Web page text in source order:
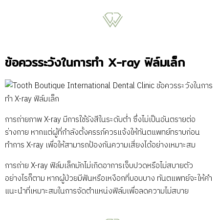
ข้อควรระวังในการทำ X-ray ฟิล์มเล็ก
การถ่ายภาพ X-ray มีการใช้รังสีในระดับต่ำ ซึ่งไม่เป็นอันตรายต่อ
ร่างกาย หากแต่ผู้ที่กำลังตั้งครรภ์ควรแจ้งให้ทันตแพทย์ทราบก่อน
ทำการ X-ray เพื่อให้สามารถป้องกันความเสี่ยงได้อย่างเหมาะสม
การถ่าย X-ray ฟิล์มเล็กมักไม่เกิดอาการเจ็บปวดหรือไม่สบายตัว
อย่างไรก็ตาม หากผู้ป่วยมีฟันหรือเหงือกที่บอบบาง ทันตแพทย์จะให้คำ
แนะนำที่เหมาะสมในการจัดตำแหน่งฟิล์มเพื่อลดความไม่สบาย